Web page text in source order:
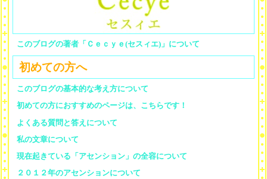
このブログの著者「Ｃｅｃｙｅ(セスィエ)」について
初めての方へ
このブログの基本的な考え方について
初めての方におすすめのページは、こちらです！
よくある質問と答えについて
私の文章について
現在起きている「アセンション」の全容について
２０１２年のアセンションについて